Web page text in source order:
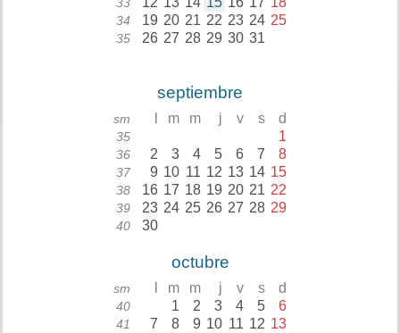
34 19 20 21 22 23 24 25
35 26 27 28 29 30 31
septiembre
sm m m j v s d
35 1
36 2 3 4 5 6 7 8
37 9 10 11 12 13 14 15
38 16 17 18 19 20 21 22
39 23 24 25 26 27 28 29
40 30
octubre
sm m m j v s d
40 1 2 3 4 5 6
41 7 8 9 10 11 12 13